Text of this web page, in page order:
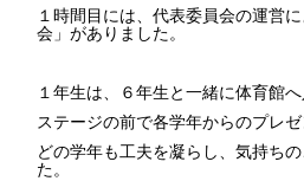
１時間目には、代表委員会の運営
会」がありました。
１年生は、６年生と一緒に体育館へ
ステージの前で各学年からのプレゼ
どの学年も工夫を凝らし、気持ち
た。